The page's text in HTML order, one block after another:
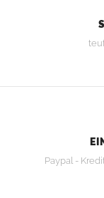
Paypal -